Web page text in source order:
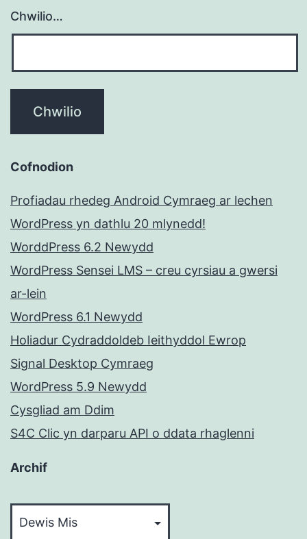
Chwilio…
Cofnodion
Profiadau rhedeg Android Cymraeg ar lechen
WordPress yn dathlu 20 mlynedd!
WorddPress 6.2 Newydd
WordPress Sensei LMS – creu cyrsiau a gwersi
ar-lein
WordPress 6.1 Newydd
Holiadur Cydraddoldeb Ieithyddol Ewrop
Signal Desktop Cymraeg
WordPress 5.9 Newydd
Cysgliad am Ddim
S4C Clic yn darparu API o ddata rhaglenni
Archif